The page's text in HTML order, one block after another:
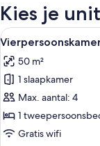
Kies je unit
Alle
foto's
voor
laden
6
50 m²
1 slaapkamer
Max. aantal: 4
1
Gratis wifi